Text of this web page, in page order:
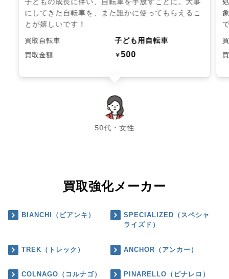
にしてきた自転車を、また誰かに使ってもらえるこ
とが嬉しいです！
買取自転車 子ども用自転車
買取金額 ￥500
50代・女性
chevron_left chevron_right
買取強化メーカー
BIANCHI（ビアンキ）
SPECIALIZED（スペシャ
ライズド）
TREK（トレック） ANCHOR（アンカー）
COLNAGO（コルナゴ） PINARELLO（ピナレロ）